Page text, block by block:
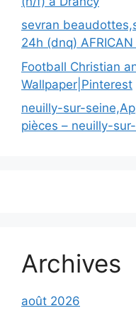
sevran
24h (dnq) AFRICAN
Football Christian
Wallpaper|Pinterest
neuilly-sur-
pièces – neuilly-
Archives
août 2026